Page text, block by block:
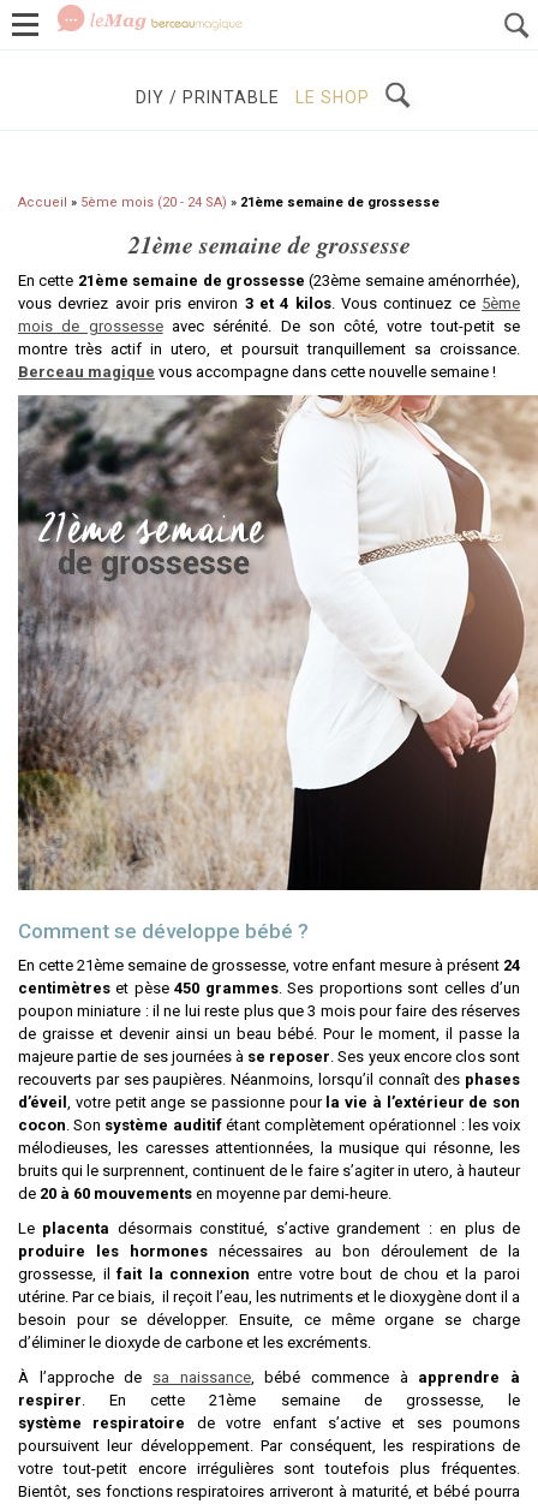
GROSSESSE BÉBÉS / ENFANTS
DIY / PRINTABLE LE SHOP
Accueil » 5ème mois (20 - 24 SA) » 21ème semaine de grossesse
21ème semaine de grossesse
En cette 21ème semaine de grossesse (23ème semaine aménorrhée),
vous devriez avoir pris environ 3 et 4 kilos. Vous continuez ce 5ème
mois de grossesseavec sérénité. De son côté, votre tout-petit se
montre très actif in utero, et poursuit tranquillement sa croissance.
Berceau magique vous accompagne dans cette nouvelle semaine !
Comment se développe bébé ?
En cette 21ème semaine de grossesse, votre enfant mesure à présent 24
centimètres et pèse450 grammes. Ses proportions sont celles d’un
poupon miniature : il ne lui reste plus que 3 mois pour faire des réserves
de graisse et devenir ainsi un beau bébé. Pour le moment, il passe la
majeure partie de ses journées à se reposer. Ses yeux encore clos sont
recouverts par ses paupières. Néanmoins, lorsqu’il connaît des phases
d’éveil , votre petit ange se passionne pour la vie à l’extérieur de son
cocon. Son système auditifétant complètement opérationnel : les voix
mélodieuses, les caresses attentionnées, la musique qui résonne, les
bruits qui le surprennent, continuent de le faire s’agiter in utero, à hauteur
de 20 à 60 mouvements en moyenne par demi-heure.
Le placenta désormais constitué, s’active grandement : en plus de
produire les hormones nécessaires au bon déroulement de la
grossesse, ilfait la connexion entre votre bout de chou et la paroi
utérine. Par ce biais, il reçoit l’eau, les nutriments et le dioxygène dont il a
besoin pour se développer. Ensuite, ce même organe se charge
d’éliminer le dioxyde de carbone et les excréments.
À l’approche de sa naissance, bébé commence à apprendre à
respirer. En cette 21ème semaine de grossesse, le
système respiratoire de votre enfant s’active et ses poumons
poursuivent leur développement. Par conséquent, les respirations de
votre tout-petit encore irrégulières sont toutefois plus fréquentes.
Bientôt, ses fonctions respiratoires arriveront à maturité, et bébé pourra